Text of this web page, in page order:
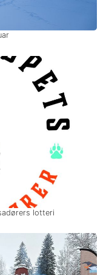
lotteri